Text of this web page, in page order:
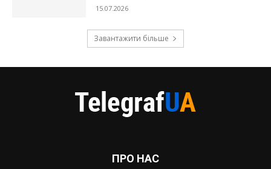
15.07.2026
Завантажити більше
ПРО НАС